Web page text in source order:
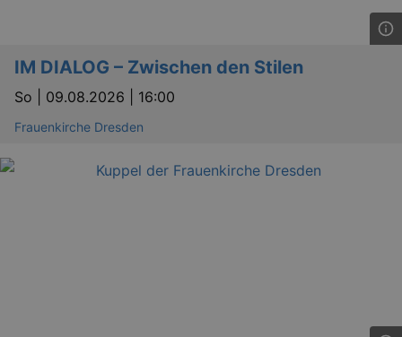
IM DIALOG – Zwischen den Stilen
So | 09.08.2026 | 16:00
Frauenkirche Dresden